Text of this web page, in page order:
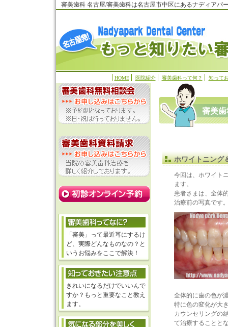
審美歯科 名古屋/審美歯科は名古屋市中区にあるナディアパ
HOME 医院紹介 審美歯科って何？ 知って
審美
ホワイトニング
今回は、ホワイト
ます。
患者さまは、全体
治療前の写真です
全体的に歯の色が
特に色の変化が大
カウンセリングの
て治療することと
「審美」って最近耳にするけ
ど、実際どんなものなの？と
いうお悩みをここで解決！
きれいになるだけでいいんで
すか？もっと重要なこと教え
ます。